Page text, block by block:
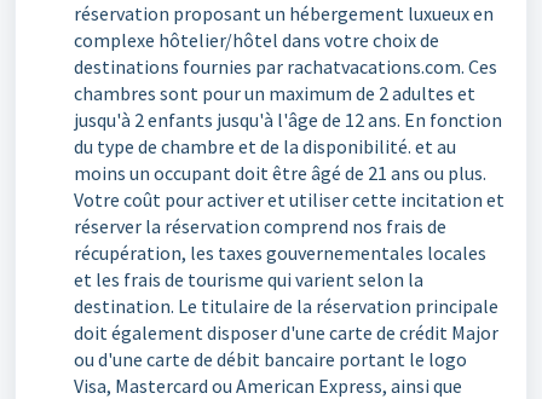
réservation proposant un hébergement luxueux en
complexe hôtelier/hôtel dans votre choix de
destinations fournies par rachatvacations.com. Ces
chambres sont pour un maximum de 2 adultes et
jusqu'à 2 enfants jusqu'à l'âge de 12 ans. En fonction
du type de chambre et de la disponibilité. et au
moins un occupant doit être âgé de 21 ans ou plus.
Votre coût pour activer et utiliser cette incitation et
réserver la réservation comprend nos frais de
récupération, les taxes gouvernementales locales
et les frais de tourisme qui varient selon la
destination. Le titulaire de la réservation principale
doit également disposer d'une carte de crédit Major
ou d'une carte de débit bancaire portant le logo
Visa, Mastercard ou American Express, ainsi que